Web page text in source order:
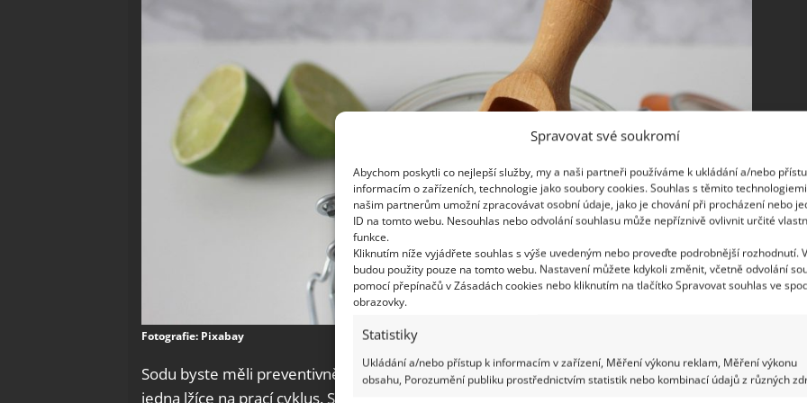
Spravovat své soukromí
Abychom poskytli co nejlepší služby, my a naši partneři používáme k ukládání a/nebo
informacím o zařízeních, technologie jako soubory cookies. Souhlas s těmito
našim partnerům umožní zpracovávat osobní údaje, jako je chování při procházení nebo
ID na tomto webu. Nesouhlas nebo odvolání souhlasu může nepříznivě ovlivnit určité
funkce.
Kliknutím níže vyjádřete souhlas s výše uvedeným nebo proveďte podrobnější rozhodnutí.
budou použity pouze na tomto webu. Nastavení můžete kdykoli změnit, včetně odvolání
pomocí přepínačů v Zásadách cookies nebo kliknutím na tlačítko Spravovat souhlas ve
obrazovky.
Statistiky
Ukládání a/nebo přístup k informacím v zařízení, Měření výkonu reklam, Měření výkonu
obsahu, Porozumění publiku prostřednictvím statistik nebo kombinací údajů z různých
Fotografie: Pixabay
Sodu byste měli preventivně přidávat i do bubnu pračky při praní bílého prádla. Stačí
jedna lžíce na prací cyklus. Soda totiž změkčuje vodu, jelikož tvrdá voda je častou